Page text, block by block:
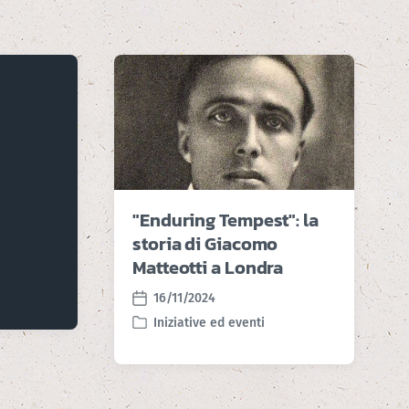
"Enduring Tempest": la
storia di Giacomo
Matteotti a Londra
P
o
t
d
a
16/11/2024
P
s
t
Iniziative ed eventi